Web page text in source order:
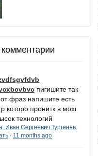
пигишите так
фраз напишите есть
которо пронитк в мохг
технологий
Иван Сергеевич Тургенев.
· 11 months ago